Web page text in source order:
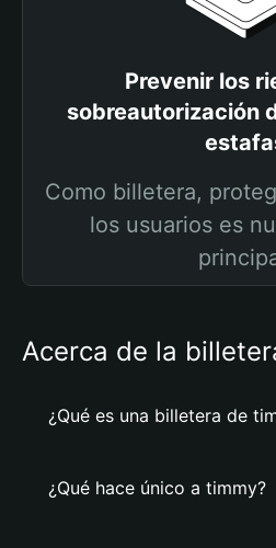
Prevenir los
sobreautorización
Como billetera,
los usuarios es
Acerca de la
¿Qué es una billetera de
¿Qué hace único a timmy?